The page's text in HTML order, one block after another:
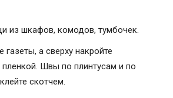
из шкафов, комодов, тумбочек.
газеты, а сверху накройте
пленкой. Швы по плинтусам и по
скотчем.